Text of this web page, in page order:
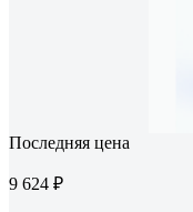
Последняя цена
9 624 ₽